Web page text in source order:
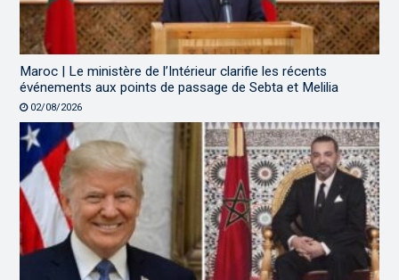
Maroc | Le ministère de l’Intérieur clarifie les récents
événements aux points de passage de Sebta et Melilia
02/08/2026